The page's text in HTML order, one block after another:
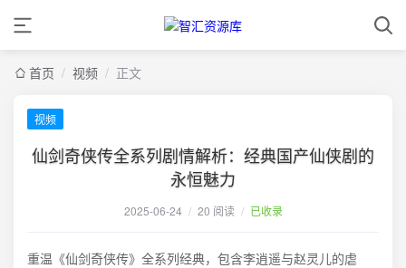
首页 / 视频 / 正文
视频
仙剑奇侠传全系列剧情解析：经典国产仙侠剧的
永恒魅力
2025-06-24 / 20 阅读 / 已收录
重温《仙剑奇侠传》全系列经典，包含李逍遥与赵灵儿的虐